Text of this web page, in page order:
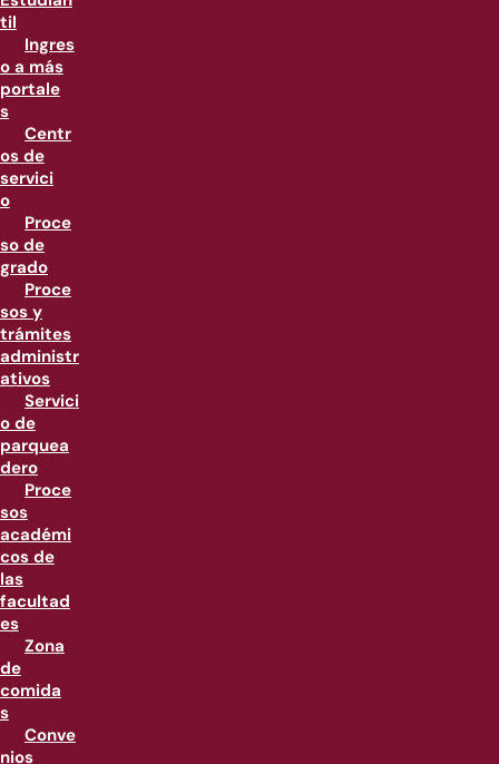
til
Ingres
o a más
portale
s
Centr
os de
servici
o
Proce
so de
grado
Proce
sos y
trámites
administr
ativos
Servici
o de
parquea
dero
Proce
sos
académi
cos de
las
facultad
es
Zona
de
comida
s
Conve
nios